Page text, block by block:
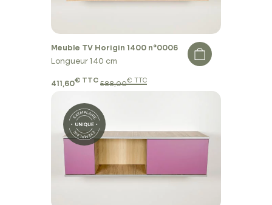
Meuble TV Horigin 1400 n°0006
Longueur 140 cm
411,60€ TTC
588,00
€ TTC